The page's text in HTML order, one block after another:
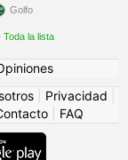
Golfo
Toda la lista
Privacidad
FAQ